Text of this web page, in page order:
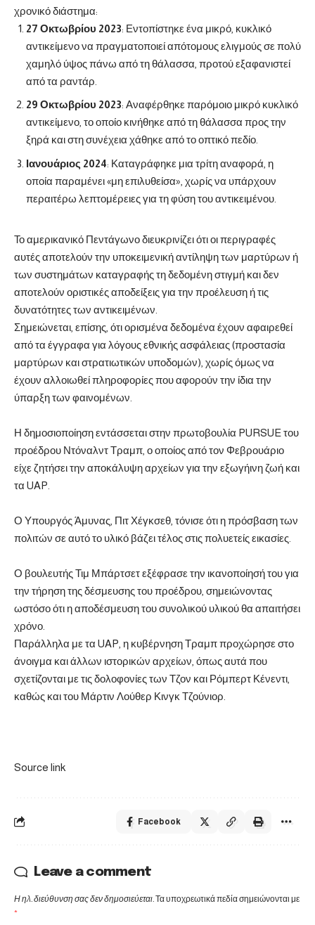
χρονικό διάστημα:
27 Οκτωβρίου 2023: Εντοπίστηκε ένα μικρό, κυκλικό
αντικείμενο να πραγματοποιεί απότομους ελιγμούς σε πολύ
χαμηλό ύψος πάνω από τη θάλασσα, προτού εξαφανιστεί
από τα ραντάρ.
29 Οκτωβρίου 2023: Αναφέρθηκε παρόμοιο μικρό κυκλικό
αντικείμενο, το οποίο κινήθηκε από τη θάλασσα προς την
ξηρά και στη συνέχεια χάθηκε από το οπτικό πεδίο.
Ιανουάριος 2024: Καταγράφηκε μια τρίτη αναφορά, η
οποία παραμένει «μη επιλυθείσα», χωρίς να υπάρχουν
περαιτέρω λεπτομέρειες για τη φύση του αντικειμένου.
Το αμερικανικό Πεντάγωνο διευκρινίζει ότι οι περιγραφές
αυτές αποτελούν την υποκειμενική αντίληψη των μαρτύρων ή
των συστημάτων καταγραφής τη δεδομένη στιγμή και δεν
αποτελούν οριστικές αποδείξεις για την προέλευση ή τις
δυνατότητες των αντικειμένων.
Σημειώνεται, επίσης, ότι ορισμένα δεδομένα έχουν αφαιρεθεί
από τα έγγραφα για λόγους εθνικής ασφάλειας (προστασία
μαρτύρων και στρατιωτικών υποδομών), χωρίς όμως να
έχουν αλλοιωθεί πληροφορίες που αφορούν την ίδια την
ύπαρξη των φαινομένων.
Η δημοσιοποίηση εντάσσεται στην πρωτοβουλία PURSUE του
προέδρου Ντόναλντ Τραμπ, ο οποίος από τον Φεβρουάριο
είχε ζητήσει την αποκάλυψη αρχείων για την εξωγήινη ζωή και
τα UAP.
Ο Υπουργός Άμυνας, Πιτ Χέγκσεθ, τόνισε ότι η πρόσβαση των
πολιτών σε αυτό το υλικό βάζει τέλος στις πολυετείς εικασίες.
Ο βουλευτής Τιμ Μπάρτσετ εξέφρασε την ικανοποίησή του για
την τήρηση της δέσμευσης του προέδρου, σημειώνοντας
ωστόσο ότι η αποδέσμευση του συνολικού υλικού θα απαιτήσει
χρόνο.
Παράλληλα με τα UAP, η κυβέρνηση Τραμπ προχώρησε στο
άνοιγμα και άλλων ιστορικών αρχείων, όπως αυτά που
σχετίζονται με τις δολοφονίες των Τζον και Ρόμπερτ Κένεντι,
καθώς και του Μάρτιν Λούθερ Κινγκ Τζούνιορ.
Source link
Facebook
Leave a comment
Η ηλ. διεύθυνση σας δεν δημοσιεύεται. Τα υποχρεωτικά πεδία σημειώνονται με
*